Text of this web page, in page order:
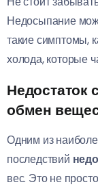
Недосыпание
такие симптомы,
холода, которые
Недостаток
обмен
Одним из
последствий
вес. Это не